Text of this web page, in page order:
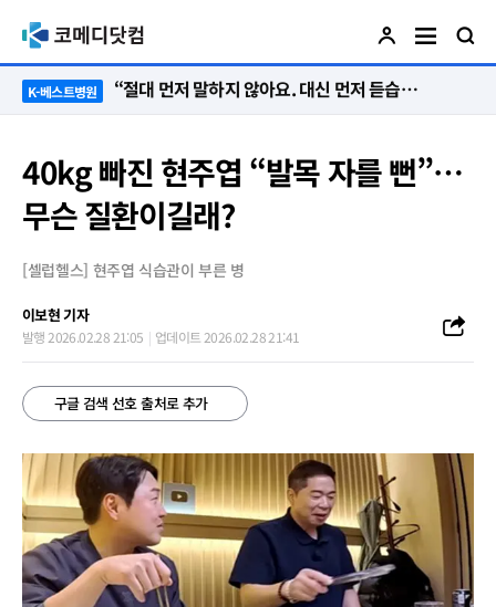
K-베스트병원 “단 한 명도 포기는 없다”…환자의 삶을 다시 세운 ‘오전 8시의 기적’
40kg 빠진 현주엽 “발목 자를 뻔”…
무슨 질환이길래?
[셀럽헬스] 현주엽 식습관이 부른 병
이보현 기자
발행 2026.02.28 21:05 업데이트 2026.02.28 21:41
구글 검색 선호 출처로 추가